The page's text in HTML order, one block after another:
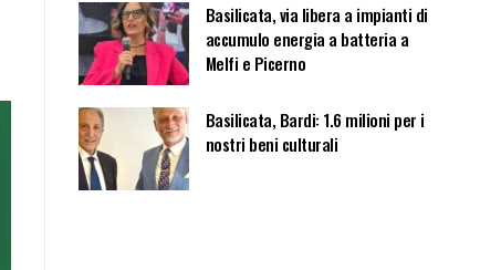
Basilicata, via libera a impianti di
accumulo energia a batteria a
Melfi e Picerno
Basilicata, Bardi: 1.6 milioni per i
nostri beni culturali